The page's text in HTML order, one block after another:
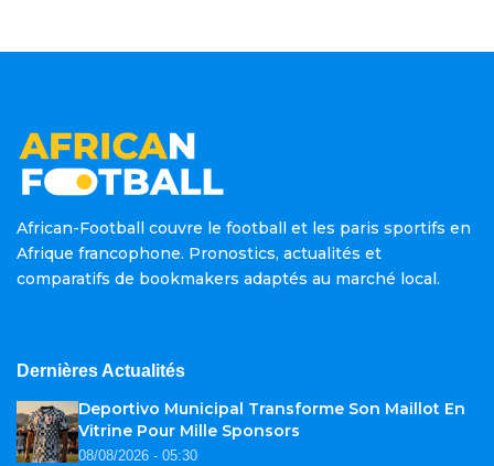
African-Football couvre le football et les paris sportifs en
Afrique francophone. Pronostics, actualités et
comparatifs de bookmakers adaptés au marché local.
Dernières Actualités
Deportivo Municipal Transforme Son Maillot En
Vitrine Pour Mille Sponsors
08/08/2026 - 05:30